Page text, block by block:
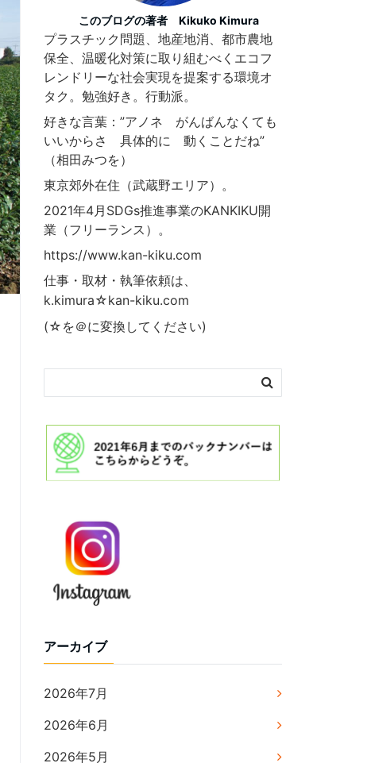
このブログの著者 Kikuko Kimura
プラスチック問題、地産地消、都市農地
保全、温暖化対策に取り組むべくエコフ
レンドリーな社会実現を提案する環境オ
タク。勉強好き。行動派。
好きな言葉：”アノネ がんばんなくても
いいからさ 具体的に 動くことだね”
（相田みつを）
東京郊外在住（武蔵野エリア）。
2021年4月SDGs推進事業のKANKIKU開
業（フリーランス）。
https://www.kan-kiku.com
仕事・取材・執筆依頼は、
k.kimura☆kan-kiku.com
(☆を＠に変換してください)
アーカイブ
2026年7月
2026年6月
2026年5月